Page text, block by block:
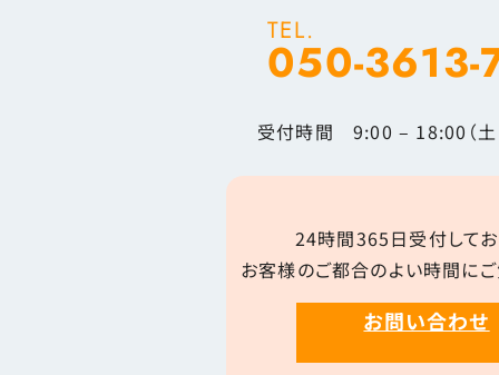
TEL.
050-3613-
受付時間 9:00 – 18:00（土
24時間365日受付してお
お客様のご都合のよい時間にご
お問い合わせ